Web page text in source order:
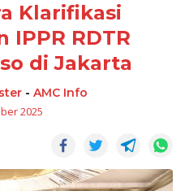
Klarifikasi
IPPR RDTR
di Jakarta
- AMC Info
2025